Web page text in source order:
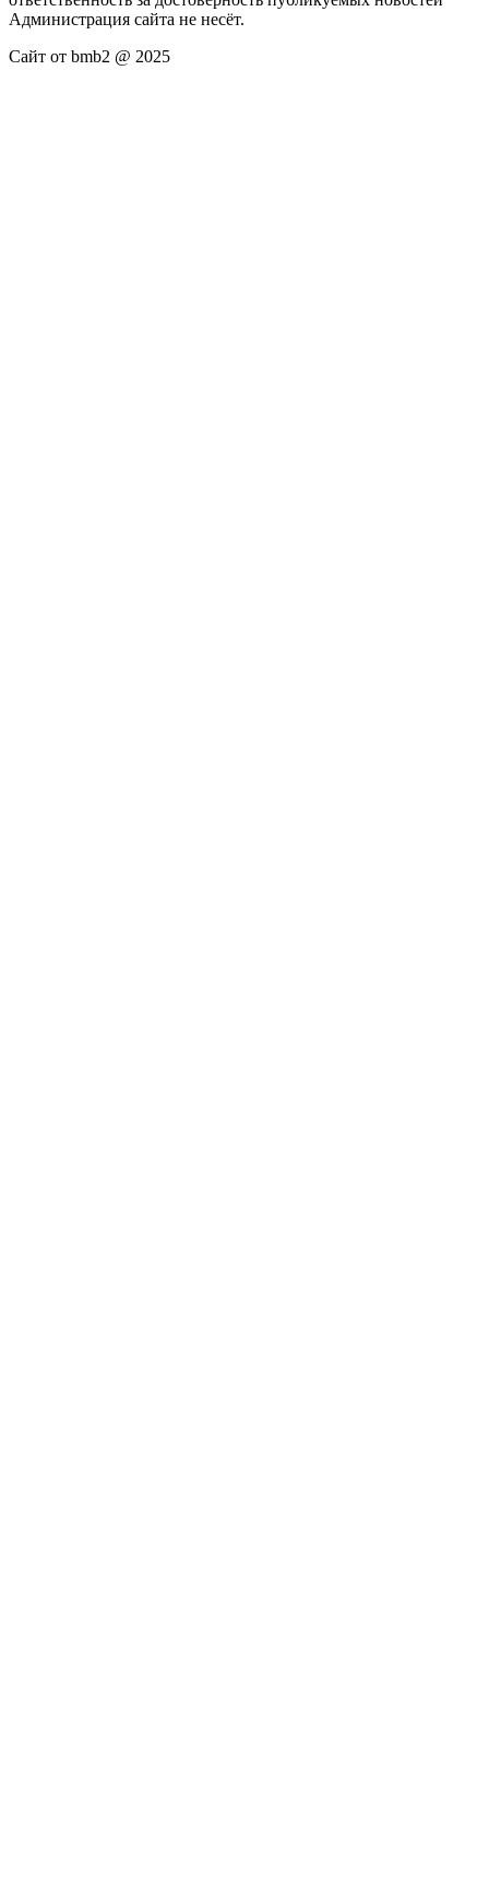
Администрация сайта не несёт.
Сайт от bmb2 @ 2025